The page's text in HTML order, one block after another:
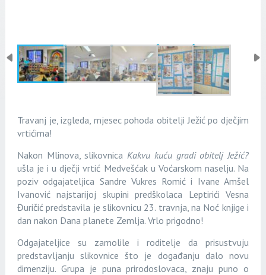
Travanj je, izgleda, mjesec pohoda obitelji Ježić po dječjim
vrtićima!
Nakon Mlinova, slikovnicaKakvu kuću gradi obitelj Ježić?
ušla je i u dječji vrtić Medvešćak u Voćarskom naselju. Na
poziv odgajateljica Sandre Vukres Romić i Ivane Amšel
Ivanović najstarijoj skupini predškolaca Leptirići Vesna
Đuričić predstavila je slikovnicu 23. travnja, na Noć knjige i
dan nakon Dana planete Zemlja. Vrlo prigodno!
Odgajateljice su zamolile i roditelje da prisustvuju
predstavljanju slikovnice što je događanju dalo novu
dimenziju. Grupa je puna prirodoslovaca, znaju puno o